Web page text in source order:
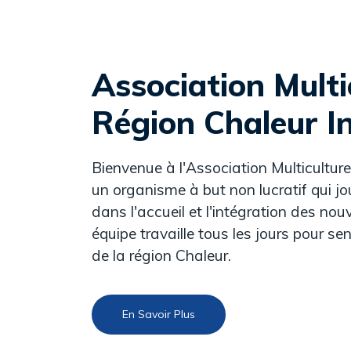
Association
Région Chaleur
Bienvenue à l'Association
un organisme à but non lucratif qui
dans l'accueil et l'intégration des
équipe travaille tous les jours pour
de la région Chaleur.
En Savoir Plus